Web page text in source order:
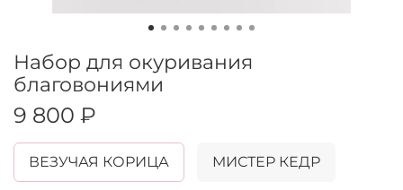
Набор для окуривания
благовониями
9 800 ₽
ВЕЗУЧАЯ КОРИЦА МИСТЕР КЕДР